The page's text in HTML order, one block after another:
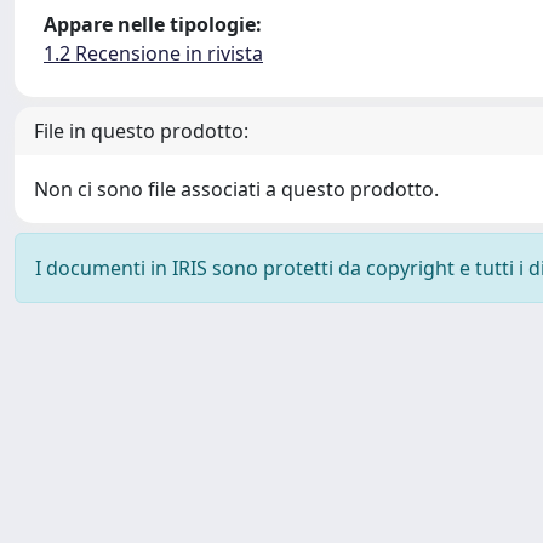
Appare nelle tipologie:
1.2 Recensione in rivista
File in questo prodotto:
Non ci sono file associati a questo prodotto.
I documenti in IRIS sono protetti da copyright e tutti i